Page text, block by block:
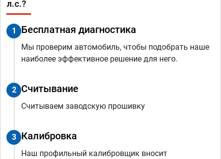
л.с.?
1 Бесплатная диагностика
Мы проверим автомобиль, чтобы подобрать наше
наиболее эффективное решение для него.
2 Считывание
Считываем заводскую прошивку
3 Калибровка
Наш профильный калибровщик вносит